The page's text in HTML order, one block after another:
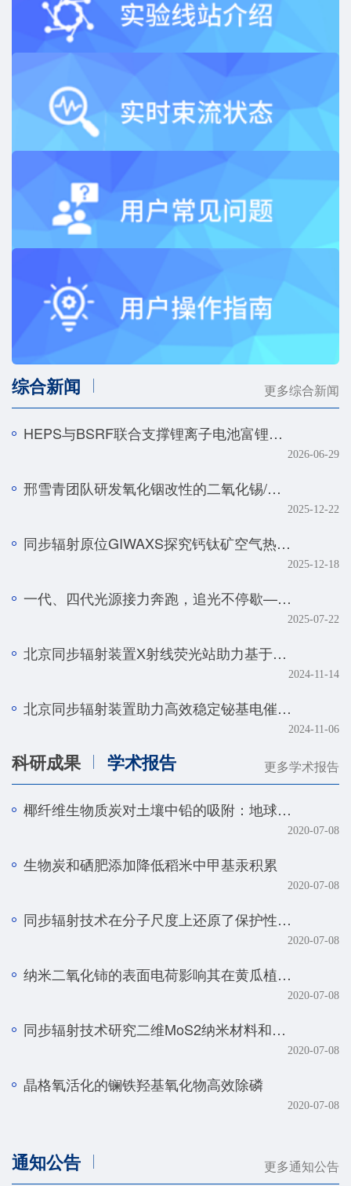
综合新闻 更多综合新闻
HEPS与BSRF联合支撑锂离子电池富锂正极快速化成机制研究
2026-06-29
邢雪青团队研发氧化铟改性的二氧化锡/石墨烯复合催化剂——实现强酸体系下工业级电流密度的高效二氧化碳-甲酸转化
2025-12-22
同步辐射原位GIWAXS探究钙钛矿空气热处理的降解机制
2025-12-18
一代、四代光源接力奔跑，追光不停歇——BSRF第二十九届用户学术年会暨HEPS用户研讨会顺利召开
2025-07-22
北京同步辐射装置X射线荧光站助力基于人工智能技术的金属组学研究取得系列进展
2024-11-14
北京同步辐射装置助力高效稳定铋基电催化剂研究取得新进展
2024-11-06
科研成果 学术报告 更多学术报告
椰纤维生物质炭对土壤中铅的吸附：地球化学和光谱学研究
2020-07-08
生物炭和硒肥添加降低稻米中甲基汞积累
2020-07-08
同步辐射技术在分子尺度上还原了保护性耕作土壤磷元素的真实赋存形态
2020-07-08
纳米二氧化铈的表面电荷影响其在黄瓜植株中的转化、转运及毒性
2020-07-08
同步辐射技术研究二维MoS2纳米材料和生物体的相互作用规律
2020-07-08
晶格氧活化的镧铁羟基氧化物高效除磷
2020-07-08
通知公告 更多通知公告